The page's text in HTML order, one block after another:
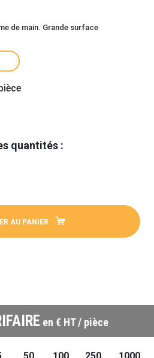
de main. Grande surface
quantités :
AU PANIER
en € HT / pièce